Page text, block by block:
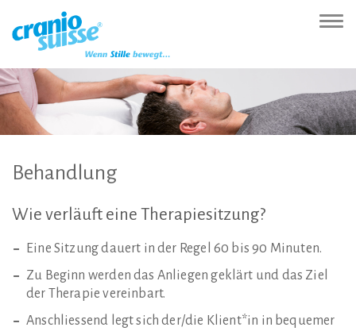
(Accesskey
Hauptnavigation
(Accesskey
Inhalt
(Accesskey
Sprachumschaltung
(Accesskey
Behandlung
Wie verläuft eine Therapiesitzung?
Eine Sitzung dauert in der Regel 60 bis 90 Minuten.
Zu Beginn werden das Anliegen geklärt und das Ziel
der Therapie vereinbart.
Anschliessend legt sich der/die Klient*in in bequemer